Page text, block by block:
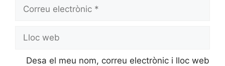
electrònic
web
Desa el meu nom, correu electrònic i lloc web